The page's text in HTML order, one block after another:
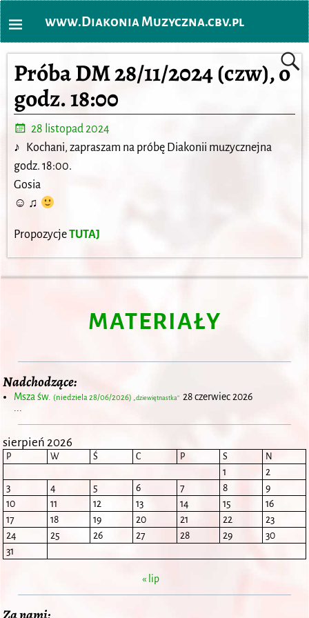
www.Diakonia Muzyczna.cbv.pl
Próba DM 28/11/2024 (czw), o
godz. 18:00
28 listopad 2024
♪
Kochani, zapraszam na próbę Diakonii muzycznejna
godz. 18:00.
Gosia
☺ ♫
PropozycjeTUTAJ
MATERIAŁY
Nadchodzące:
Msza św. (niedziela 28/06/2026) „dziewiętnastka” 28 czerwiec 2026
...
sierpień 2026
P W Ś C P S N
1
2
3
4 5 6 7 8
9
10
11 12 13 14 15
16
17
18 19 20 21 22
23
24
25 26 27 28 29
30
31
« lip